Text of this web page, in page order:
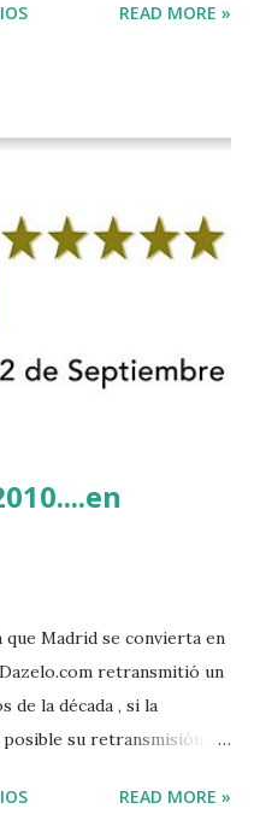
READ MORE »
que Madrid se convierta en
retransmitió un
de la década , si la
su retransmisión via
READ MORE »